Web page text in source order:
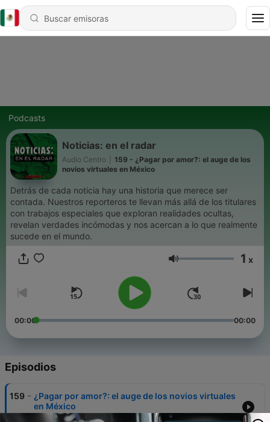
Podcasts
Noticias: en el radar
Audio Centro
159 - ¿Pagar por amor?: el auge de los
novios virtuales en México
Detrás de cada noticia hay una historia que merece ser
contada. Nuestros reporteros te llevan más allá de los titulares
con trabajos especiales que exploran realidades ocultas,
revelan verdades incómodas y nos acercan a lo que realmente
sucede en el mundo.
Volumen 1 x
00:00 00:00
Episodios
159 - ¿Pagar por amor?: el auge de los novios virtuales
en México
07 ago. 2026